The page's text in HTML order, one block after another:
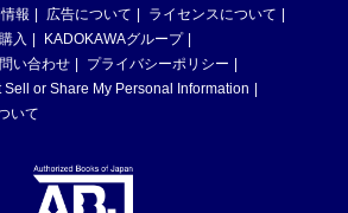
報 広告について
ライセンスについて
入
KADOKAWAグループ
い合わせ
プライバシーポリシー
Sell or Share My Personal Information
いて